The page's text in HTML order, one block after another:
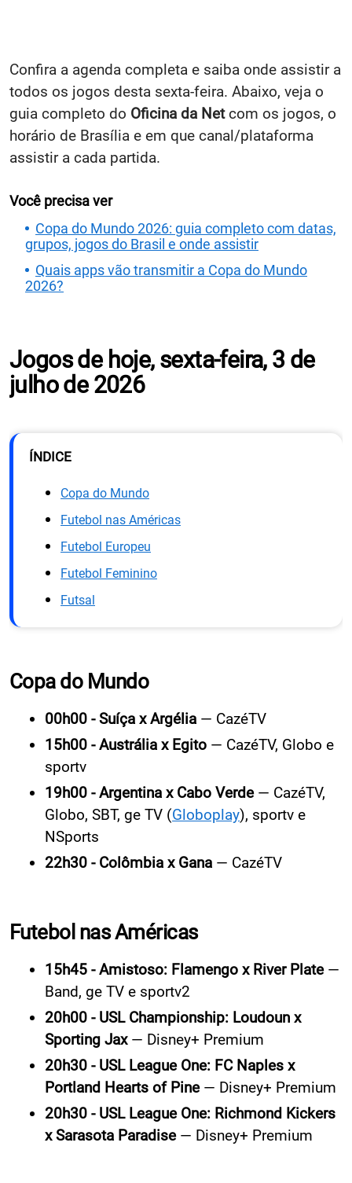
Confira a agenda completa e saiba onde assistir a
todos os jogos desta sexta-feira. Abaixo, veja o
guia completo do Oficina da Netcom os jogos, o
horário de Brasília e em que canal/plataforma
assistir a cada partida.
Você precisa ver
Copa do Mundo 2026: guia completo com datas,
grupos, jogos do Brasil e onde assistir
Quais apps vão transmitir a Copa do Mundo
2026?
Jogos de hoje, sexta-feira, 3 de
julho de 2026
ÍNDICE
Copa do Mundo
Futebol nas Américas
Futebol Europeu
Futebol Feminino
Futsal
Copa do Mundo
00h00 - Suíça x Argélia — CazéTV
15h00 - Austrália x Egito — CazéTV, Globo e
sportv
19h00 - Argentina x Cabo Verde— CazéTV,
Globo, SBT, ge TV (Globoplay), sportv e
NSports
22h30 - Colômbia x Gana — CazéTV
Futebol nas Américas
15h45 - Amistoso: Flamengo x River Plate—
Band, ge TV e sportv2
20h00 - USL Championship: Loudoun x
Sporting Jax— Disney+ Premium
20h30 - USL League One: FC Naples x
Portland Hearts of Pine— Disney+ Premium
20h30 - USL League One: Richmond Kickers
x Sarasota Paradise— Disney+ Premium